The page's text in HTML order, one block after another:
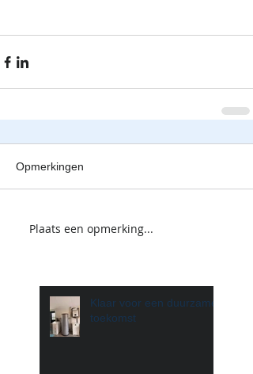
Opmerkingen
Plaats een opmerking...
Klaar voor een duurzame
toekomst